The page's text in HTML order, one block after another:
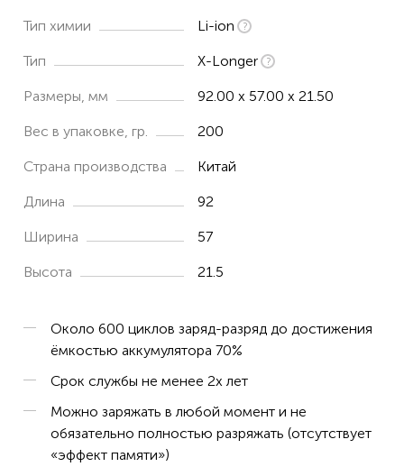
IC-F25
IC-F25S
IC-F25SR
IC-F26
IC-F3021S
IC-F3023S
IC-F3023T
IC-F3026
IC-F3061
IC-F3061S
Тип химии Li-ion
Тип X-Longer
Размеры, мм 92.00 x 57.00 x 21.50
Вес в упаковке, гр. 200
Страна производства Китай
Длина 92
Ширина 57
Высота 21.5
Около 600 циклов заряд-разряд до достижения
ёмкостью аккумулятора 70%
Срок службы не менее 2х лет
Можно заряжать в любой момент и не
обязательно полностью разряжать (отсутствует
«эффект памяти»)